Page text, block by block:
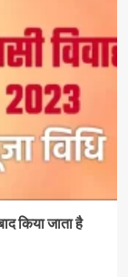
किया जाता है